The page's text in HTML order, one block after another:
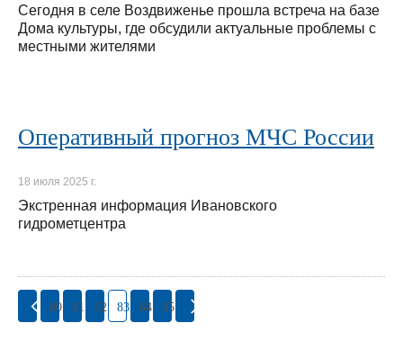
Сегодня в селе Воздвиженье прошла встреча на базе
Дома культуры, где обсудили актуальные проблемы с
местными жителями
Оперативный прогноз МЧС России
18 июля 2025 г.
Экстренная информация Ивановского
гидрометцентра
80 81 82 83 84 85